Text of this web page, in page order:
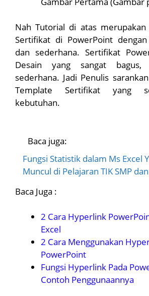
Nah Tutorial di atas
Sertifikat di PowerPoint
dan sederhana. Sertifikat
Desain yang sangat bagus,
sederhana. Jadi Penulis
Template Sertifikat yang
kebutuhan.
Baca juga:
Fungsi Statistik dalam Ms Excel
Muncul di Pelajaran TIK SMP
Baca Juga :
2 Cara Hyperlink
Excel
2 Cara Menggunakan
PowerPoint
Fungsi Hyperlink Pada
Contoh Penggunaannya